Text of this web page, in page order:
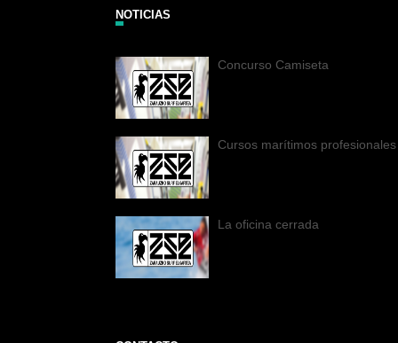
NOTICIAS
Concurso Camiseta
Cursos marítimos profesionales
La oficina cerrada